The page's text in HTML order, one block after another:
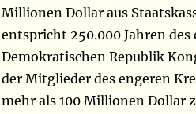
Millionen Dollar aus
entspricht 250.000 Jahren
Demokratischen Republik
der Mitglieder des engeren
mehr als 100 Millionen Dollar